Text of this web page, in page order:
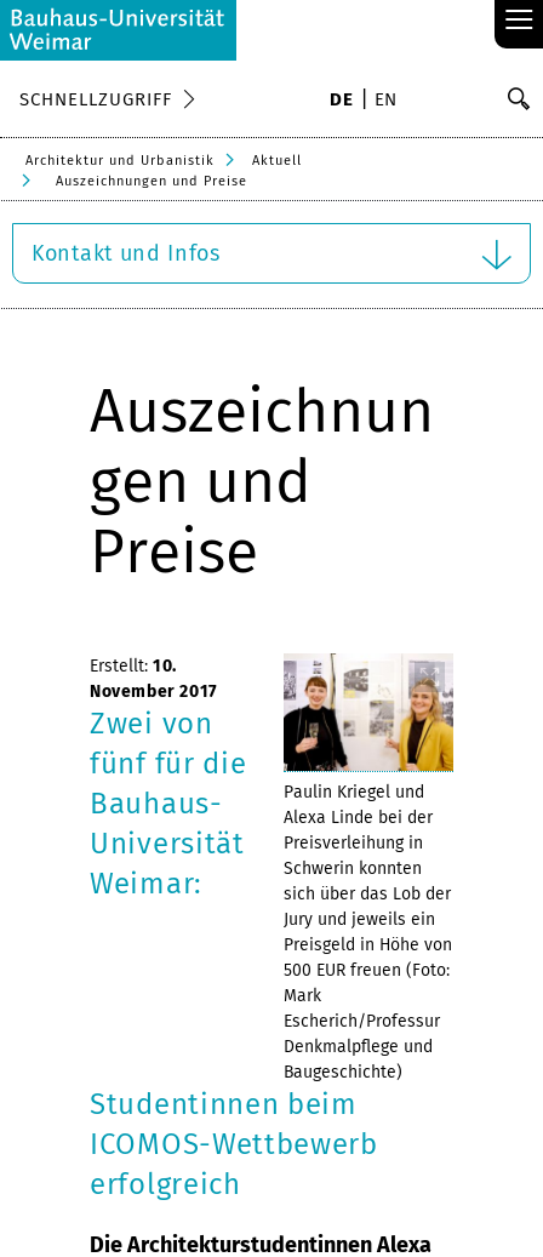
≡
SCHNELLZUGRIFF DE EN
Architektur und Urbanistik
Aktuell
Auszeichnungen und Preise
Kontakt und Infos
Auszeichnun
gen und
Preise
Paulin Kriegel und
Alexa Linde bei der
Preisverleihung in
Schwerin konnten
sich über das Lob der
Jury und jeweils ein
Preisgeld in Höhe von
500 EUR freuen (Foto:
Mark
Escherich/Professur
Denkmalpflege und
Baugeschichte)
Erstellt: 10.
November 2017
Zwei von
fünf für die
Bauhaus-
Universität
Weimar:
Studentinnen beim
ICOMOS-Wettbewerb
erfolgreich
Die Architekturstudentinnen Alexa